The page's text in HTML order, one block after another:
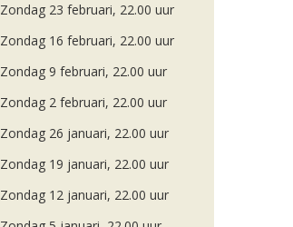
Zondag 23 februari, 22.00 uur
Zondag 16 februari, 22.00 uur
Zondag 9 februari, 22.00 uur
Zondag 2 februari, 22.00 uur
Zondag 26 januari, 22.00 uur
Zondag 19 januari, 22.00 uur
Zondag 12 januari, 22.00 uur